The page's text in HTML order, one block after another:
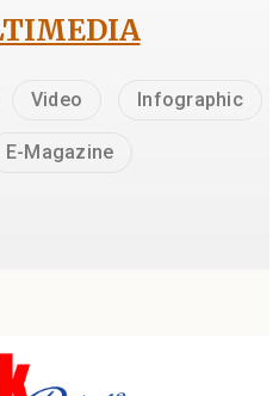
Video Infographic
E-Magazine